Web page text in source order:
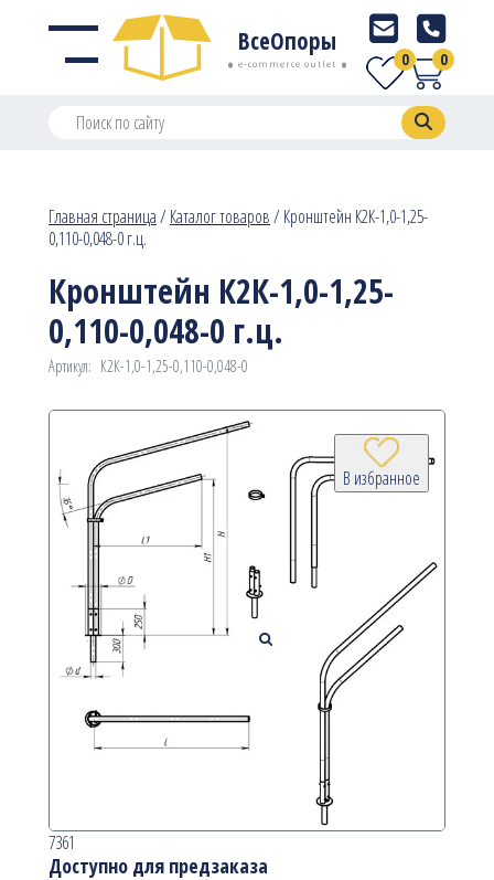
ВсеОпоры
e-commerce outlet 0
0
Главная страница/Каталог товаров/Кронштейн К2К-1,0-1,25-
0,110-0,048-0 г.ц.
Кронштейн К2К-1,0-1,25-
0,110-0,048-0 г.ц.
Артикул: К2К-1,0-1,25-0,110-0,048-0
В избранное
7361
Доступно для предзаказа